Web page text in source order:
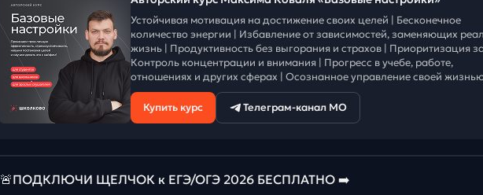
Устойчивая мотивация на достижение своих целей | Бесконечное
количество энергии | Избавление от зависимостей, заменяющих
жизнь | Продуктивность без выгорания и страхов | Приоритизация
Контроль концентрации и внимания | Прогресс в учебе, работе,
отношениях и других сферах | Осознанное управление своей
Купить курс Телеграм-канал МО
🚨ПОДКЛЮЧИ ЩЕЛЧОК к ЕГЭ/ОГЭ 2026 БЕСПЛАТНО ➡️